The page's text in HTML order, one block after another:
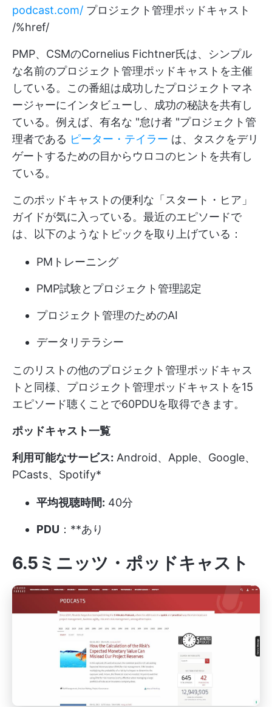
podcast.com/ プロジェクト管理ポッドキャスト
/%href/
PMP、CSMのCornelius Fichtner氏は、シンプル
な名前のプロジェクト管理ポッドキャストを主催
している。この番組は成功したプロジェクトマネ
ージャーにインタビューし、成功の秘訣を共有し
ている。例えば、有名な "怠け者 "プロジェクト管
理者である ピーター・テイラー は、タスクをデリ
ゲートするための目からウロコのヒントを共有し
ている。
このポッドキャストの便利な「スタート・ヒア」
ガイドが気に入っている。最近のエピソードで
は、以下のようなトピックを取り上げている：
PMトレーニング
PMP試験とプロジェクト管理認定
プロジェクト管理のためのAI
データリテラシー
このリストの他のプロジェクト管理ポッドキャス
トと同様、プロジェクト管理ポッドキャストを15
エピソード聴くことで60PDUを取得できます。
ポッドキャスト一覧
利用可能なサービス: Android、Apple、Google、
PCasts、Spotify*
平均視聴時間: 40分
PDU ：**あり
6.5ミニッツ・ポッドキャスト